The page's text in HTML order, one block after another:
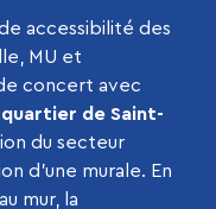
accessibilité des
MU et
concert avec
quartier de Saint-
du secteur
d’une murale. En
mur, la